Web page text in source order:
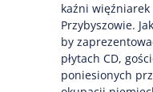
kaźni więźniarek
Przybyszowie.
by
płytach CD,
poniesionych